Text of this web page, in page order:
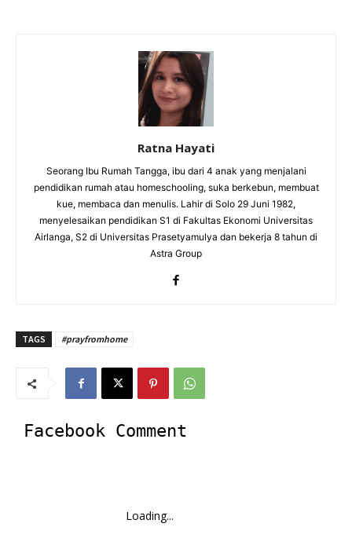
Ratna Hayati
Seorang Ibu Rumah Tangga, ibu dari 4 anak yang menjalani
pendidikan rumah atau homeschooling, suka berkebun, membuat
kue, membaca dan menulis. Lahir di Solo 29 Juni 1982,
menyelesaikan pendidikan S1 di Fakultas Ekonomi Universitas
Airlanga, S2 di Universitas Prasetyamulya dan bekerja 8 tahun di
Astra Group
TAGS #prayfromhome
Facebook Comment
Loading...